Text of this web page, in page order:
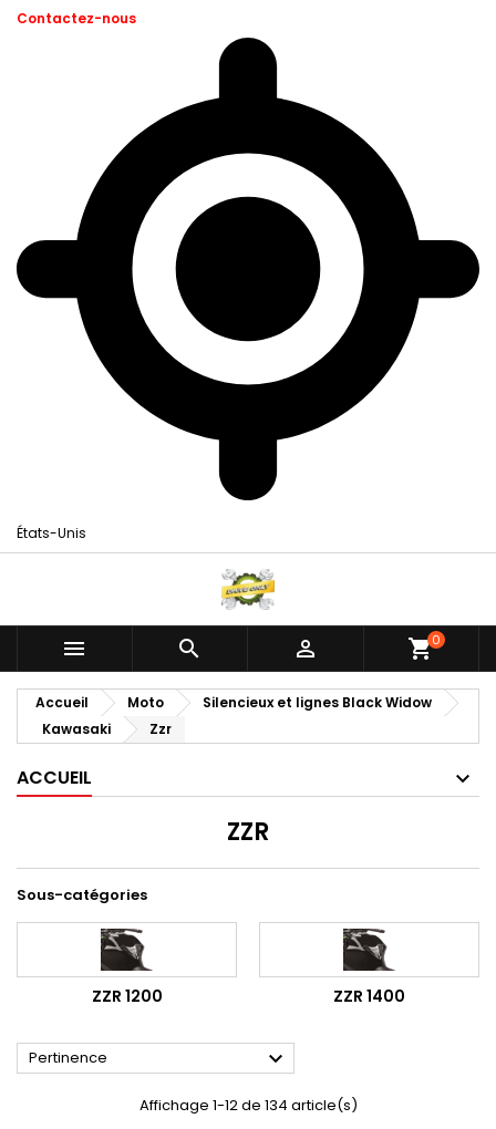
Contactez-nous
États-Unis
   shopping_cart0
Accueil Moto
Silencieux et lignes Black Widow
Kawasaki
Zzr
ACCUEIL
ZZR
Sous-catégories
ZZR 1200 ZZR 1400
Pertinence 
Affichage 1-12 de 134 article(s)